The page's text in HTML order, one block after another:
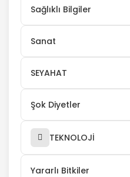
Sağlıklı Bilgiler
Sanat
SEYAHAT
Şok Diyetler
TEKNOLOJİ
Yararlı Bitkiler